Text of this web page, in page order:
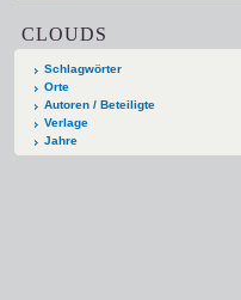
CLOUDS
Schlagwörter
Orte
Autoren / Beteiligte
Verlage
Jahre